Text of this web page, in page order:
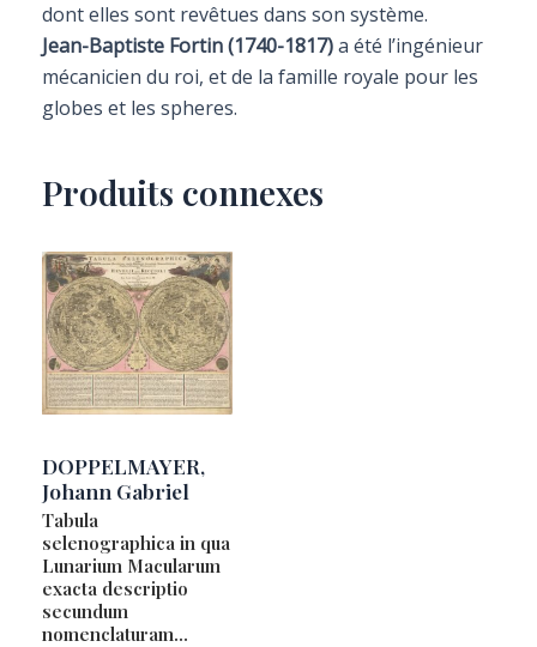
dont elles sont revêtues dans son système.
Jean-Baptiste Fortin (1740-1817)a été l’ingénieur
mécanicien du roi, et de la famille royale pour les
globes et les spheres.
Produits connexes
DOPPELMAYER,
Johann Gabriel
Tabula
selenographica in qua
Lunarium Macularum
exacta descriptio
secundum
nomenclaturam…